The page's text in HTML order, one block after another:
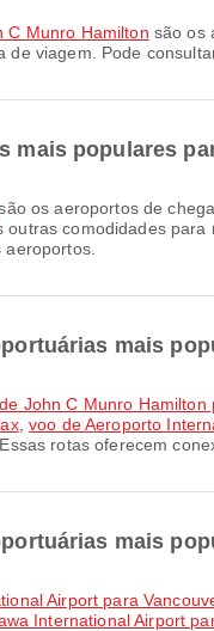
C Munro Hamilton são os
de viagem. Pode
mais populares
os aeroportos de
outras comodidades
mais
John C Munro
,voo de Aeroporto
rotas oferecem
mais
Airport para
International Airport